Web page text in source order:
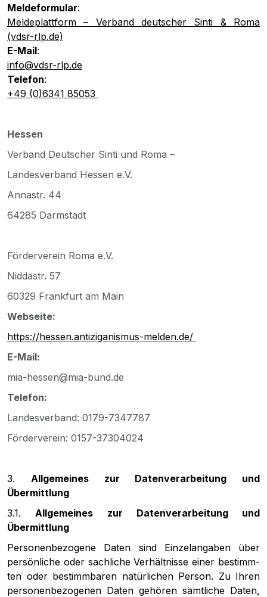
Meldeformular:
Meldeplattform – Verband deutscher Sinti & Roma
(vdsr-rlp.de)
E-Mail:
info@vdsr-rlp.de
Telefon:
+49 (0)6341 85053
Hessen
Verband Deutscher Sinti und Roma –
Landesverband Hessen e.V.
Annastr. 44
64285 Darmstadt
Förderverein Roma e.V.
Niddastr. 57
60329 Frankfurt am Main
Webseite:
https://hessen.antiziganismus-melden.de/
E-Mail:
mia-hessen@mia-bund.de
Telefon:
Landesverband: 0179-7347787
Förderverein: 0157-37304024
3. Allgemeines zur Datenverarbeitung und
Übermittlung
3.1.Allgemeines zur Datenverarbeitung und
Übermittlung
Personenbezogene Daten sind Ein­zel­anga­ben über
persönli­che oder sach­li­che Verhältnisse einer bestimm­
ten oder bestimmba­ren natürli­chen Person. Zu Ihren
personenbezogenen Daten gehören sämtli­che Daten,